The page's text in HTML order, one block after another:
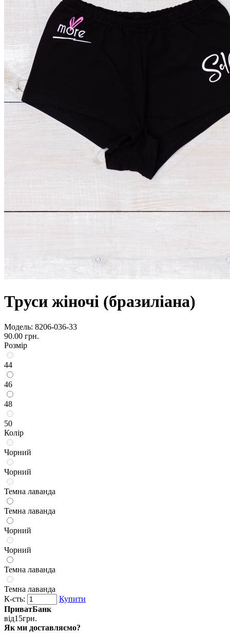
Труси жіночі (бразиліана)
Модель: 8206-036-33
90.00 грн.
Розмір
44
46
48
50
Колір
Чорний
Чорний
Темна лаванда
Темна лаванда
Чорний
Чорний
Темна лаванда
Темна лаванда
К-сть:
Купити
ПриватБанк
від15грн.
Як ми доставляємо?